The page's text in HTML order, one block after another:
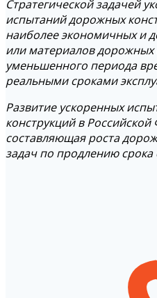
Стратегической задачей
испытаний дорожных
наиболее экономичных и
или материалов дорожных
уменьшенного периода
реальными сроками
Развитие ускоренных
конструкций в
составляющая роста
задач по продлению